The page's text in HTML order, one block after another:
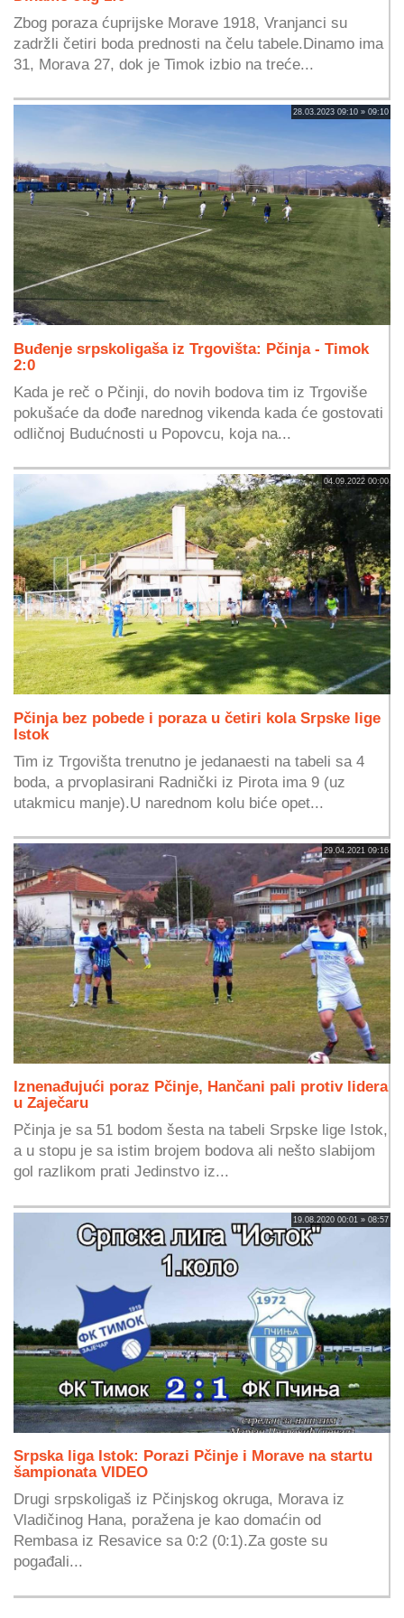
Zbog poraza ćuprijske Morave 1918, Vranjanci su
zadržli četiri boda prednosti na čelu tabele.Dinamo ima
31, Morava 27, dok je Timok izbio na treće...
28.03.2023 09:10 » 09:10
Buđenje srpskoligaša iz Trgovišta: Pčinja - Timok
2:0
Kada je reč o Pčinji, do novih bodova tim iz Trgoviše
pokušaće da dođe narednog vikenda kada će gostovati
odličnoj Budućnosti u Popovcu, koja na...
04.09.2022 00:00
Pčinja bez pobede i poraza u četiri kola Srpske lige
Istok
Tim iz Trgovišta trenutno je jedanaesti na tabeli sa 4
boda, a prvoplasirani Radnički iz Pirota ima 9 (uz
utakmicu manje).U narednom kolu biće opet...
29.04.2021 09:16
Iznenađujući poraz Pčinje, Hančani pali protiv lidera
u Zaječaru
Pčinja je sa 51 bodom šesta na tabeli Srpske lige Istok,
a u stopu je sa istim brojem bodova ali nešto slabijom
gol razlikom prati Jedinstvo iz...
19.08.2020 00:01 » 08:57
Srpska liga Istok: Porazi Pčinje i Morave na startu
šampionata VIDEO
Drugi srpskoligaš iz Pčinjskog okruga, Morava iz
Vladičinog Hana, poražena je kao domaćin od
Rembasa iz Resavice sa 0:2 (0:1).Za goste su
pogađali...